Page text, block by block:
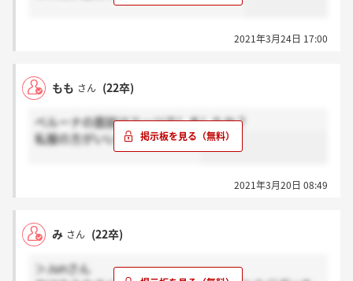
2021年3月24日 17:00
もも さん (22卒)
ベルーナの面談はスーツでしましたか？
私服の方がいいのでしょうか？
2021年3月20日 08:49
み さん (22卒)
＞Junさん